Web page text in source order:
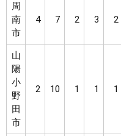
周
南
市
4 7 2 3 2
山
陽
小
野
田
市
2 10 1 1 1